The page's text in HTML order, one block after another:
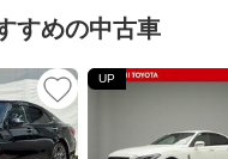
すめの中古車
UP